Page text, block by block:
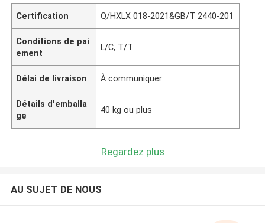
Certification Q/HXLX 018-2021&GB/T 2440-201
Conditions de pai
ement
L/C, T/T
Délai de livraison À communiquer
Détails d'emballa
ge
40 kg ou plus
Regardez plus
AU SUJET DE NOUS